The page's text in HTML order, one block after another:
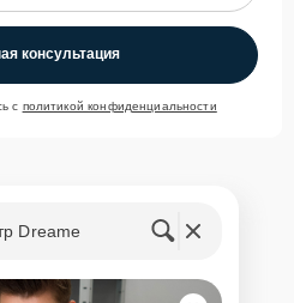
консультация
с политикой конфиденциальности
Dreame